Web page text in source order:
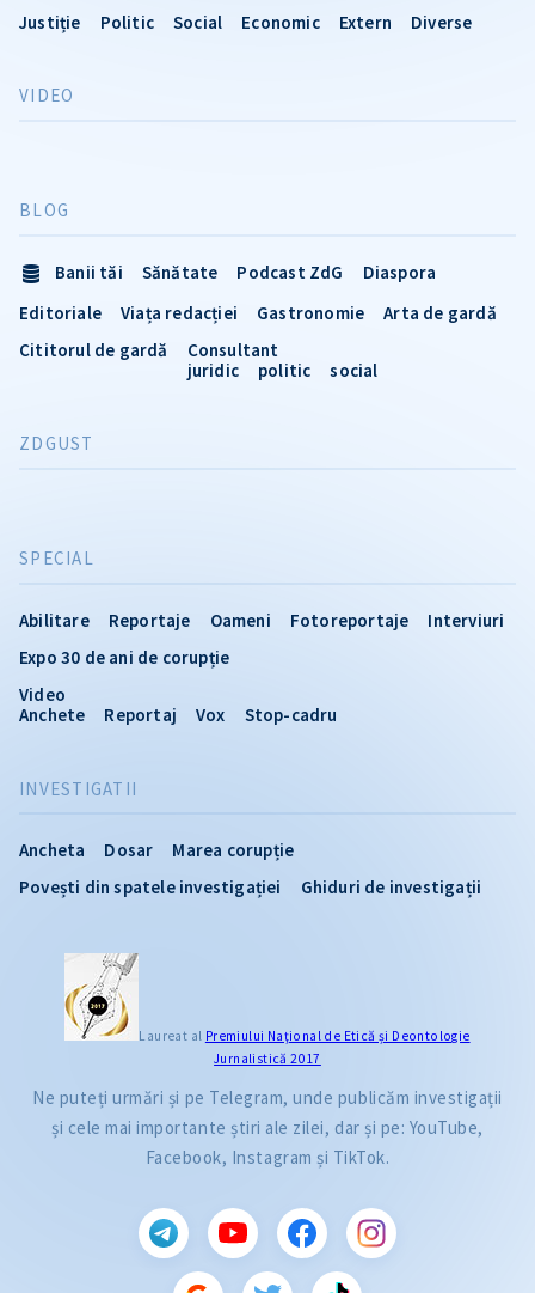
Justiție Politic Social Economic Extern Diverse
INVESTIGATII
Ancheta Dosar
Marea corupție
Povești din spatele investigației
Ghiduri de investigații
VIDEO
SPECIAL
Abilitare Reportaje Oameni Fotoreportaje
Interviuri
Expo 30 de ani de corupție
Video
Anchete
Reportaj Vox Stop-cadru
BLOG
Banii tăi Sănătate Podcast ZdG
Diaspora
Editoriale
Viața redacției Gastronomie
Arta de gardă
Cititorul de gardă
Consultant
juridic
politic social
ZDGUST
Laureat al Premiului Naţional de Etică și Deontologie
Jurnalistică 2017
Ne puteți urmări și pe Telegram, unde publicăm investigații
și cele mai importante știri ale zilei, dar și pe: YouTube,
Facebook, Instagram și TikTok.